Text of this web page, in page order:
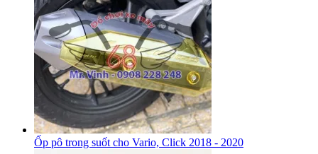
Ốp pô trong suốt cho Vario, Click 2018 - 2020